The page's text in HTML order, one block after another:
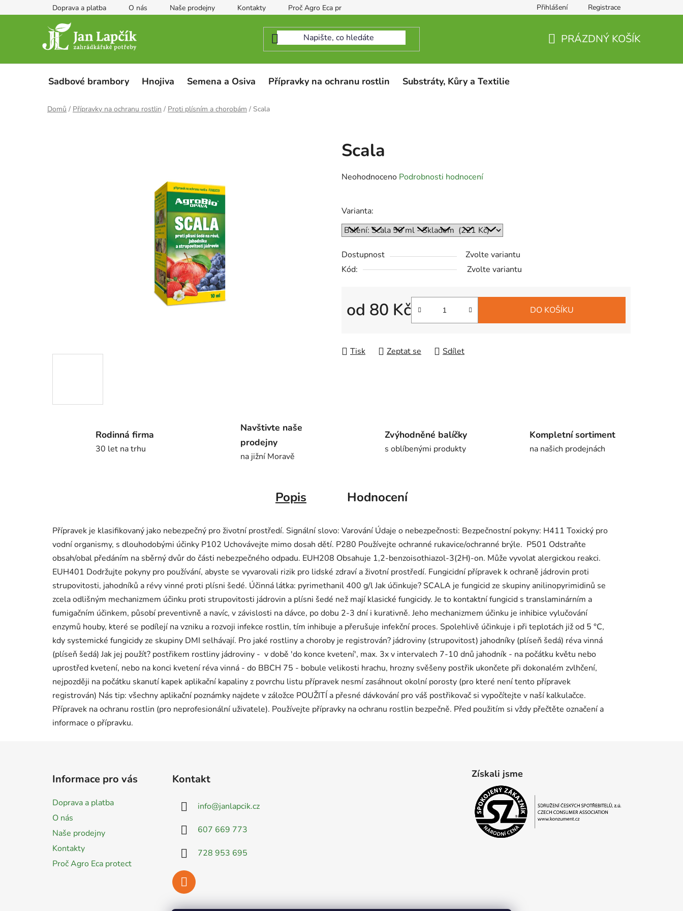
na
Doprava a platba O nás Naše prodejny Kontakty Proč Agro Eca protect Přihlášení Registrace
PRÁZDNÝ KOŠÍK
Sadbové brambory Hnojiva Semena a Osiva Přípravky na ochranu rostlin Substráty, Kůry a Textilie
Domů / Přípravky na ochranu rostlin / Proti plísním a chorobám / Scala
Scala
Průměrné
0,0
5
hvězdiček.
Neohodnoceno Podrobnosti hodnocení
Varianta:
Dostupnost
Zvolte variantu
Kód:
Zvolte variantu
od 80 Kč DO KOŠÍKU
Tisk Zeptat se Sdílet
Rodinná firma
30 let na trhu
Navštivte naše
prodejny
na jižní Moravě
Zvýhodněné balíčky
s oblíbenými produkty
Kompletní sortiment
na našich prodejnách
Popis Hodnocení
Přípravek je klasifikovaný jako nebezpečný pro životní prostředí. Signální slovo: Varování Údaje o nebezpečnosti: Bezpečnostní pokyny: H411 Toxický pro
vodní organismy, s dlouhodobými účinky P102 Uchovávejte mimo dosah dětí. P280 Používejte ochranné rukavice/ochranné brýle. P501 Odstraňte
obsah/obal předáním na sběrný dvůr do části nebezpečného odpadu. EUH208 Obsahuje 1,2-benzoisothiazol-3(2H)-on. Může vyvolat alergickou reakci.
EUH401 Dodržujte pokyny pro používání, abyste se vyvarovali rizik pro lidské zdraví a životní prostředí. Fungicidní přípravek k ochraně jádrovin proti
strupovitosti, jahodníků a révy vinné proti plísni šedé. Účinná látka: pyrimethanil 400 g/l Jak účinkuje? SCALA je fungicid ze skupiny anilinopyrimidinů se
zcela odlišným mechanizmem účinku proti strupovitosti jádrovin a plísni šedé než mají klasické fungicidy. Je to kontaktní fungicid s translaminárním a
fumigačním účinkem, působí preventivně a navíc, v závislosti na dávce, po dobu 2-3 dní i kurativně. Jeho mechanizmem účinku je inhibice vylučování
enzymů houby, které se podílejí na vzniku a rozvoji infekce rostlin, tím inhibuje a přerušuje infekční proces. Spolehlivě účinkuje i při teplotách již od 5 °C,
kdy systemické fungicidy ze skupiny DMI selhávají. Pro jaké rostliny a choroby je registrován? jádroviny (strupovitost) jahodníky (plíseň šedá) réva vinná
(plíseň šedá) Jak jej použít? postřikem rostliny jádroviny - v době 'do konce kvetení', max. 3x v intervalech 7-10 dnů jahodník - na počátku květu nebo
uprostřed kvetení, nebo na konci kvetení réva vinná - do BBCH 75 - bobule velikosti hrachu, hrozny svěšeny postřik ukončete při dokonalém zvlhčení,
nejpozději na počátku skanutí kapek aplikační kapaliny z povrchu listu přípravek nesmí zasáhnout okolní porosty (pro které není tento přípravek
registrován) Nás tip: všechny aplikační poznámky najdete v záložce POUŽITÍ a přesné dávkování pro váš postřikovač si vypočítejte v naší kalkulačce.
Přípravek na ochranu rostlin (pro neprofesionální uživatele). Používejte přípravky na ochranu rostlin bezpečně. Před použitím si vždy přečtěte označení a
informace o přípravku.
Informace pro vás
Doprava a platba
O nás
Naše prodejny
Kontakty
Proč Agro Eca protect
Kontakt
info@janlapcik.cz
607 669 773
728 953 695
Získali jsme